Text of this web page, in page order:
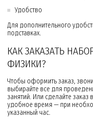
Удобство
Для дополнительного
подставках.
КАК ЗАКАЗАТЬ
ФИЗИКИ?
Чтобы оформить заказ,
выбирайте все для
занятий. Или сделайте
удобное время — при
указанный час.